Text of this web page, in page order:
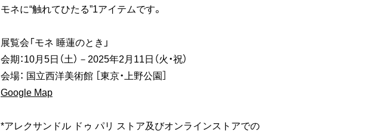
モネに“触れてひたる”1アイテムです。
展覧会「モネ 睡蓮のとき」
会期：10月5日（土）－2025年2月11日（火・祝）
会場： 国立西洋美術館 ［東京・上野公園］
Google Map
*アレクサンドル ドゥ パリ ストア及びオンラインストアでの